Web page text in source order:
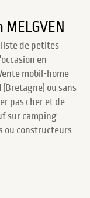
liste de petites
en
mobil-home
(Bretagne) ou sans
pas cher et de
sur camping
ou constructeurs